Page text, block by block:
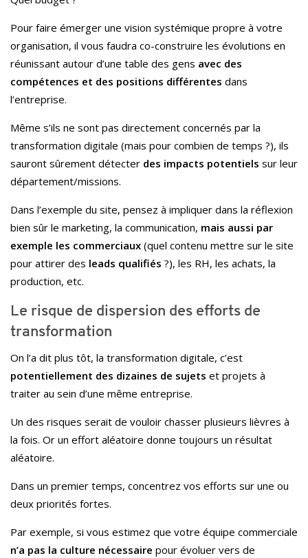
Pour faire émerger une vision systémique propre à votre
organisation, il vous faudra co-construire les évolutions en
réunissant autour d’une table des gens avec des
compétences et des positions différentes dans
l’entreprise.
Même s’ils ne sont pas directement concernés par la
transformation digitale (mais pour combien de temps ?), ils
sauront sûrement détecter des impacts potentiels sur leur
département/missions.
Dans l’exemple du site, pensez à impliquer dans la réflexion
bien sûr le marketing, la communication, mais aussi par
exemple les commerciaux (quel contenu mettre sur le site
pour attirer des leads qualifiés ?), les RH, les achats, la
production, etc.
Le risque de dispersion des efforts de
transformation
On l’a dit plus tôt, la transformation digitale, c’est
potentiellement des dizaines de sujets et projets à
traiter au sein d’une même entreprise.
Un des risques serait de vouloir chasser plusieurs lièvres à
la fois. Or un effort aléatoire donne toujours un résultat
aléatoire.
Dans un premier temps, concentrez vos efforts sur une ou
deux priorités fortes.
Par exemple, si vous estimez que votre équipe commerciale
n’a pas la culture nécessaire pour évoluer vers de